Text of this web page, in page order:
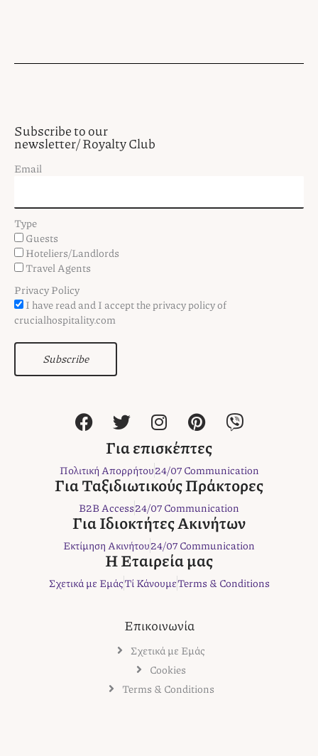
Subscribe to our
newsletter/ Royalty Club
Email
Type
Guests
Hoteliers/Landlords
Travel Agents
Privacy Policy
I have read and I accept the privacy policy of
crucialhospitality.com
Subscribe
F
a
e
b
o
o
k
T
w
i
t
t
e
r
I
n
s
t
a
g
r
a
m
P
i
n
t
e
r
e
s
t
V
i
e
r
Για επισκέπτες
Πολιτική Απορρήτου24/07 Communication
Για Ταξιδιωτικούς Πράκτορες
B2B Access24/07 Communication
Για Ιδιοκτήτες Ακινήτων
Εκτίμηση Ακινήτου24/07 Communication
Η Εταιρεία μας
Σχετικά με ΕμάςΤί ΚάνουμεTerms & Conditions
Επικοινωνία
Σχετικά με Εμάς
Cookies
Terms & Conditions